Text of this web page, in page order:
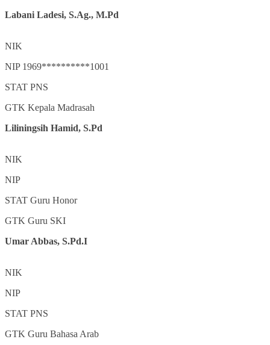
Labani Ladesi, S.Ag., M.Pd
NIK
NIP 1969**********1001
STAT PNS
GTK Kepala Madrasah
Liliningsih Hamid, S.Pd
NIK
NIP
STAT Guru Honor
GTK Guru SKI
Umar Abbas, S.Pd.I
NIK
NIP
STAT PNS
GTK Guru Bahasa Arab